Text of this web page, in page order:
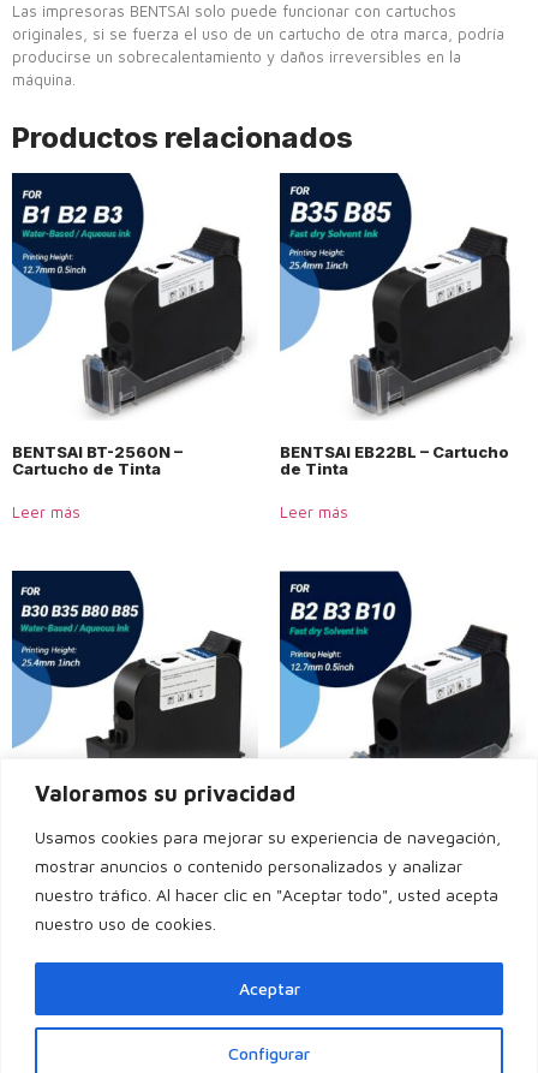
Valoramos su privacidad
Usamos cookies para mejorar su experiencia de navegación,
mostrar anuncios o contenido personalizados y analizar
nuestro tráfico. Al hacer clic en "Aceptar todo", usted acepta
nuestro uso de cookies.
Configurar
Aceptar
Las impresoras BENTSAI solo puede funcionar con cartuchos
originales, si se fuerza el uso de un cartucho de otra marca, podría
producirse un sobrecalentamiento y daños irreversibles en la
máquina.
Productos relacionados
BENTSAI BT-2560N –
Cartucho de Tinta
Leer más
BENTSAI EB22BL – Cartucho
de Tinta
Leer más
BENTSAI EB21B – Cartucho de
Tinta
Cartucho Bentsai BB22BT
Leer más